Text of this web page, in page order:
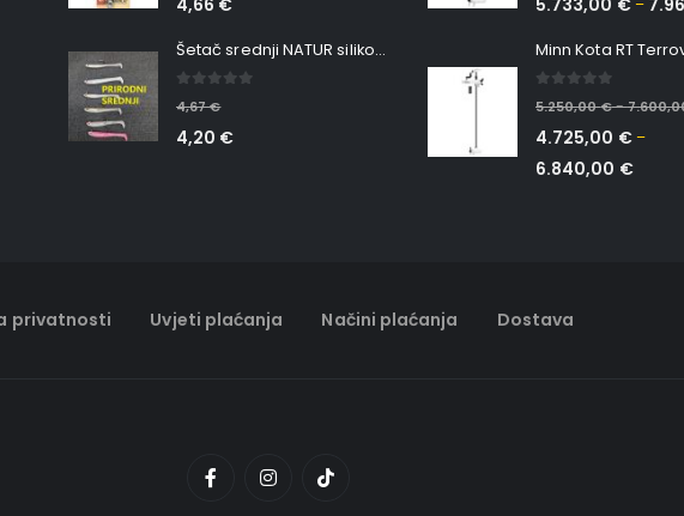
4,66 €
Šetač srednji NATUR silikonska ribica Belgrade Walker
4,67€
4,20 €
5.733,00 €–
5.250,00€–
4.725,00 €–
6.840,00 €
privatnosti Uvjeti plaćanja Načini plaćanja Dostava